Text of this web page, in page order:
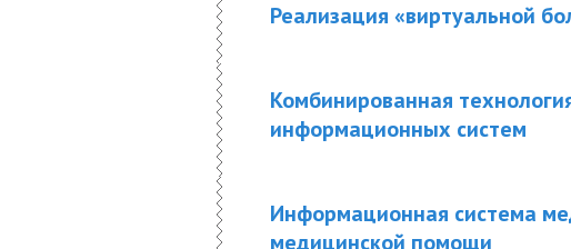
Реализация «виртуальной
Комбинированная
информационных систем
Информационная система
медицинской помощи